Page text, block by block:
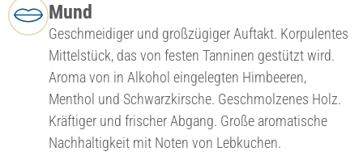
Mund
Geschmeidiger und großzügiger Auftakt. Korpulentes
Mittelstück, das von festen Tanninen gestützt wird.
Aroma von in Alkohol eingelegten Himbeeren,
Menthol und Schwarzkirsche. Geschmolzenes Holz.
Kräftiger und frischer Abgang. Große aromatische
Nachhaltigkeit mit Noten von Lebkuchen.